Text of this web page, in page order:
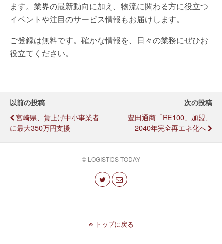
ます。業界の最新動向に加え、物流に関わる方に役立つ
イベントや注目のサービス情報もお届けします。
ご登録は無料です。確かな情報を、日々の業務にぜひお
役立てください。
以前の投稿
宮崎県、賃上げ中小事業者
に最大350万円支援
次の投稿
豊田通商「RE100」加盟、
2040年完全再エネ化へ
© LOGISTICS TODAY
トップに戻る